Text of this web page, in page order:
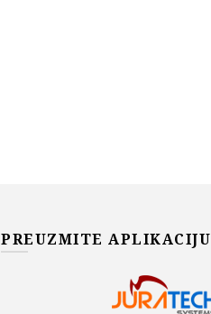
PREUZMITE APLIKACIJU